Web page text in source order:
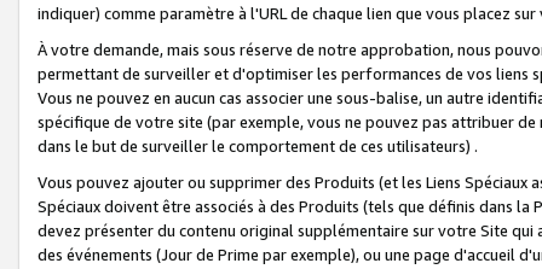
indiquer) comme paramètre à l'URL de chaque lien que vous placez
À votre demande, mais sous réserve de notre approbation, nous
permettant de surveiller et d'optimiser les performances de vos liens
Vous ne pouvez en aucun cas associer une sous-balise, un autre
spécifique de votre site (par exemple, vous ne pouvez pas attribuer
dans le but de surveiller le comportement de ces utilisateurs) .
Vous pouvez ajouter ou supprimer des Produits (et les Liens
Spéciaux doivent être associés à des Produits (tels que définis dans
devez présenter du contenu original supplémentaire sur votre Site qui
des événements (Jour de Prime par exemple), ou une page d'accueil